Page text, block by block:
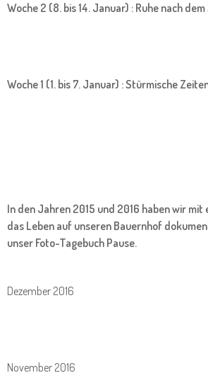
Woche 2 (8. bis 14. Januar) : Ruhe nach
Woche 1 (1. bis 7. Januar) : Stürmische
In den Jahren 2015 und 2016 haben wir mit
das Leben auf unseren Bauernhof
unser Foto-Tagebuch Pause.
Dezember 2016
November 2016